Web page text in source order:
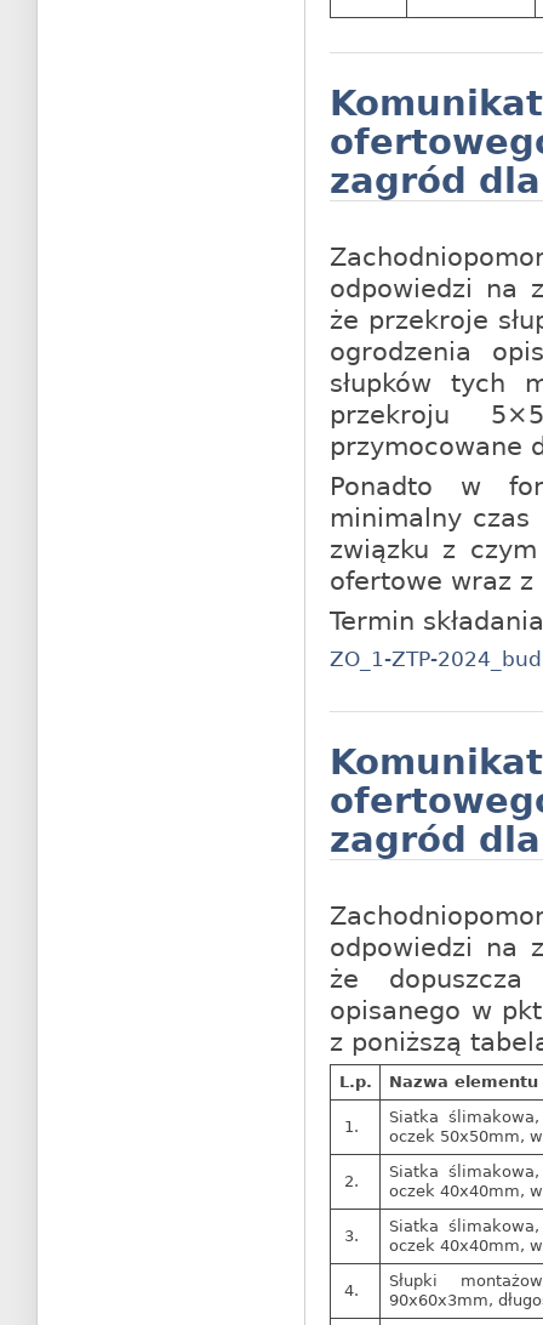
zagród
odpowiedzi na
że przekroje
ogrodzenia
słupków tych
przekroju
przymocowane
Ponadto w
minimalny
związku z
ofertowe wraz
Termin
ZO_1-ZTP-
zagród
odpowiedzi na
że dopuszcza
opisanego w
z poniższą
L.p. Nazwa elementu
1.
Siatka
oczek 50x50mm,
2.
Siatka
oczek 40x40mm,
3.
Siatka
oczek 40x40mm,
4.
Słupki
90x60x3mm,